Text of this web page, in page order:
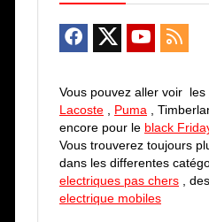
Vous pouvez aller voir les
Lacoste
Puma ,
encore pour le black
Vous trouverez toujours
dans les differentes
electriques pas chers , des
electrique mobiles